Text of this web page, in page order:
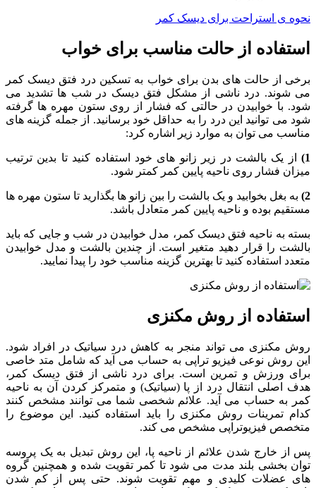
نحوه ی استراحت برای دیسک کمر
استفاده از حالت مناسب برای خواب
برخی از حالت های بدن برای خواب به تسکین درد فتق دیسک کمر
می شوند. درد ناشی از مشکل فتق دیسک در شب ها تشدید می
شود. با خوابیدن در حالتی که فشار از روی ستون مهره ها گرفته
شود می توانید این درد را به حداقل خود برسانید. از جمله گزینه های
مناسب می توان به موارد زیر اشاره کرد:
1) از یک بالشت در زیر زانو های خود استفاده کنید تا بدین ترتیب
میزان فشار روی ناحیه پایین کمر کمتر شود.
2) به بغل بخوابید و یک بالشت را بین زانو ها بگذارید تا ستون مهره ها
مستقیم بوده و ناحیه پایین کمر متعادل باشد.
بسته به ناحیه فتق دیسک کمر، مدل خوابیدن در شب و جایی که باید
بالشت را قرار دهید متغیر است. از چندین بالشت و مدل خوابیدن
متعدد استفاده کنید تا بهترین گزینه مناسب خود را پیدا نمایید.
استفاده از روش مکنزی
روش مکنزی می تواند منجر به کاهش درد سیاتیک در افراد شود.
این روش نوعی فیزیو تراپی به حساب می آید که شامل متد خاصی
برای ورزش و تمرین است. برای درد ناشی از فتق دیسک کمر،
هدف
اصلی انتقال درد از پا (سیاتیک) و متمرکز کردن آن به ناحیه
کمر
به حساب می آید. علائم شخصی شما می توانند مشخص کنند
کدام تمرینات روش مکنزی را باید استفاده کنید. این موضوع را
متخصص فیزیوتراپی مشخص می کند.
پس از خارج شدن علائم از ناحیه پا، این روش تبدیل به یک پروسه
توان بخشی بلند مدت می شود تا کمر تقویت شده و همچنین گروه
های
عضلات کلیدی و مهم تقویت شوند. حتی پس از کم
شدن